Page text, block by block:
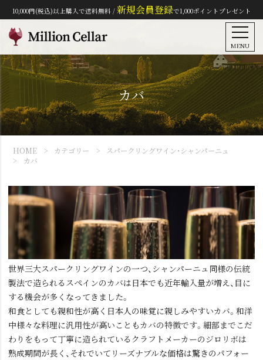
10,000円(税込)以上購入で送料無料 / 新規会員登録で1,000ポイントプレゼント
MENU
カバ
HOME カテゴリー
スパークリングワイン・シャンパーニュ
カバ
世界三大スパークリングワインの一つ、シャンパーニュ同様の伝統
製法で造られるスペインのカバは日本でも近年輸入量が増え、目に
する機会が多くなってきました。
和食としても親和性が高く日本人の味覚に親しみやすいカバ。和洋
中様々な料理に汎用性が高いこともカバの特徴です。細部までこだ
わりをもって丁寧に造られているクラフトメーカーのジロリボは
熟成期間が長く、それでいてリーズナブルな価格は驚きのパフォー